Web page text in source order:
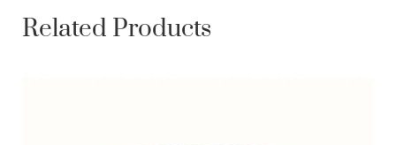
Related Products